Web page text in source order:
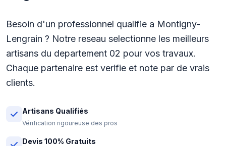
Besoin d'un professionnel qualifie a Montigny-
Lengrain ? Notre reseau selectionne les meilleurs
artisans du departement 02 pour vos travaux.
Chaque partenaire est verifie et note par de vrais
clients.
Artisans Qualifiés
Vérification rigoureuse des pros
Devis 100% Gratuits